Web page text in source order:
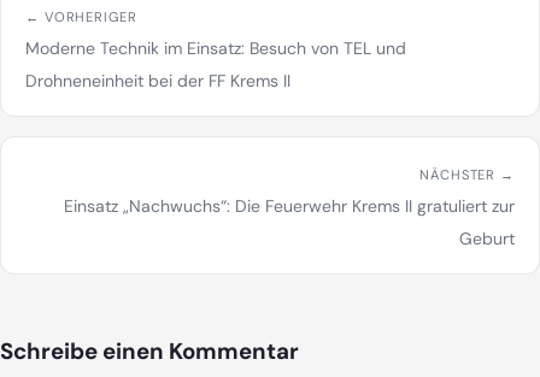
← VORHERIGER
Moderne Technik im Einsatz: Besuch von TEL und
Drohneneinheit bei der FF Krems II
NÄCHSTER →
Einsatz „Nachwuchs“: Die Feuerwehr Krems II gratuliert zur
Geburt
Schreibe einen Kommentar